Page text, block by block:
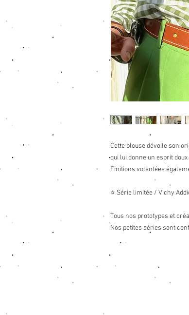
Cette blouse dévoile son
qui lui donne un esprit
Finitions volantées
⭐ Série limitée / Vichy
Tous nos prototypes et
Nos petites séries sont